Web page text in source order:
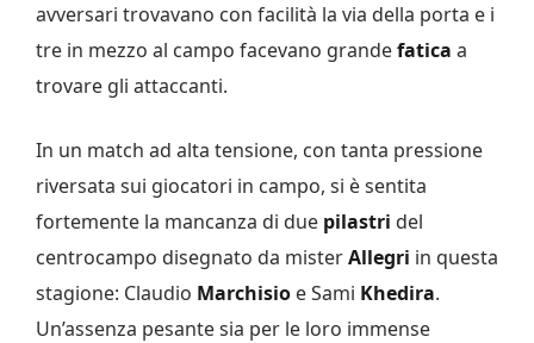
avversari trovavano con facilità la via della porta e i
tre in mezzo al campo facevano grandefatica a
trovare gli attaccanti.
In un match ad alta tensione, con tanta pressione
riversata sui giocatori in campo, si è sentita
fortemente la mancanza di due pilastri del
centrocampo disegnato da misterAllegri in questa
stagione: Claudio Marchisio e Sami Khedira.
Un’assenza pesante sia per le loro immense